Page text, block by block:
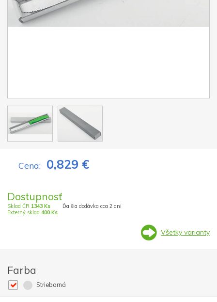
Cena: 0,829 €
Dostupnosť
Sklad ČR 1343 Ks
Externý sklad 400 Ks
Ďalšia dodávka cca 2 dni
Všetky varianty
Farba
Strieborná